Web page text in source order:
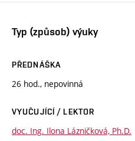
Typ (způsob) výuky
PŘEDNÁŠKA
26 hod., nepovinná
VYUČUJÍCÍ / LEKTOR
doc. Ing. Ilona Lázničková, Ph.D.